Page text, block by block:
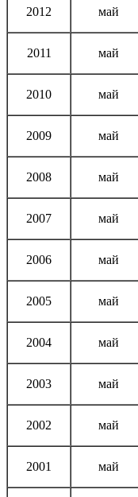
2012 май
2011 май
2010 май
2009 май
2008 май
2007 май
2006 май
2005 май
2004 май
2003 май
2002 май
2001 май